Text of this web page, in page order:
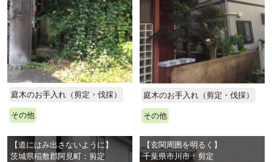
庭木のお手入れ（剪定・伐採）
その他
庭木のお手入れ（剪定・伐採）
その他
【道にはみ出さないように】
茨城県稲敷郡阿見町：剪定
【玄関周囲を明るく】
千葉県市川市：剪定